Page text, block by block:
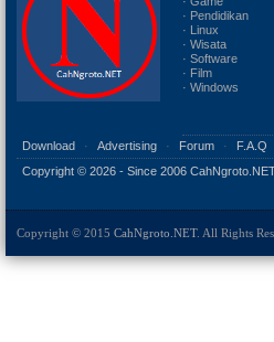
· Pendidikan
· Linux
· Wisata
· Software
· Film
· Windows
Download · Advertising · Forum · F.A.Q
Copyright © 2026 - Since 2006
Copyright © 2015 CahNgroto.NET. All Rights